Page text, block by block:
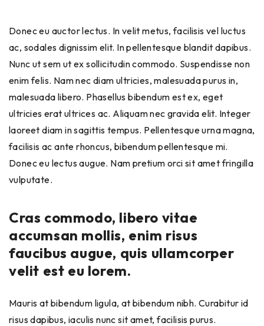
Donec eu auctor lectus. In velit metus, facilisis vel luctus
ac, sodales dignissim elit. In pellentesque blandit dapibus.
Nunc ut sem ut ex sollicitudin commodo. Suspendisse non
enim felis. Nam nec diam ultricies, malesuada purus in,
malesuada libero. Phasellus bibendum est ex, eget
ultricies erat ultrices ac. Aliquam nec gravida elit. Integer
laoreet diam in sagittis tempus. Pellentesque urna magna,
facilisis ac ante rhoncus, bibendum pellentesque mi.
Donec eu lectus augue. Nam pretium orci sit amet fringilla
vulputate.
Cras commodo, libero vitae
accumsan mollis, enim risus
faucibus augue, quis ullamcorper
velit est eu lorem.
Mauris at bibendum ligula, at bibendum nibh. Curabitur id
risus dapibus, iaculis nunc sit amet, facilisis purus.